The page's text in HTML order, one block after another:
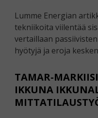
Lumme Energian
tekniikoita viilentää
vertaillaan
hyötyjä ja eroja
TAMAR-
IKKUNA